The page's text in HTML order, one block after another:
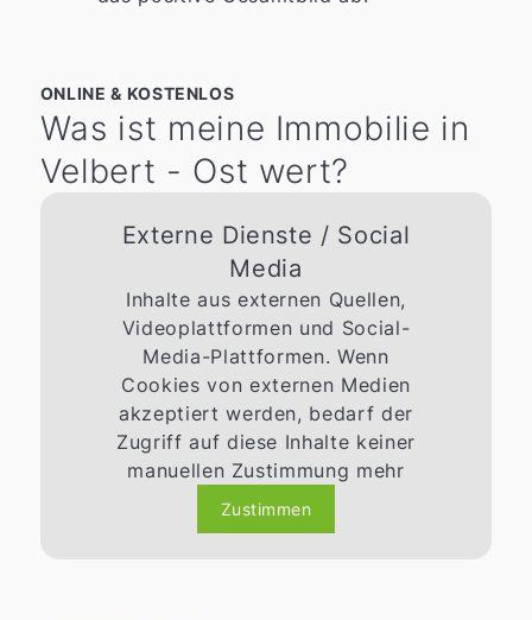
ONLINE & KOSTENLOS
Was ist meine Immobilie in
Velbert - Ost wert?
Externe Dienste / Social
Media
Inhalte aus externen Quellen,
Videoplattformen und Social-
Media-Plattformen. Wenn
Cookies von externen Medien
akzeptiert werden, bedarf der
Zugriff auf diese Inhalte keiner
manuellen Zustimmung mehr
Zustimmen